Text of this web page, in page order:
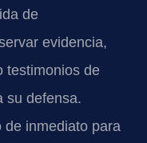
de
evidencia,
testimonios de
su defensa.
de inmediato para